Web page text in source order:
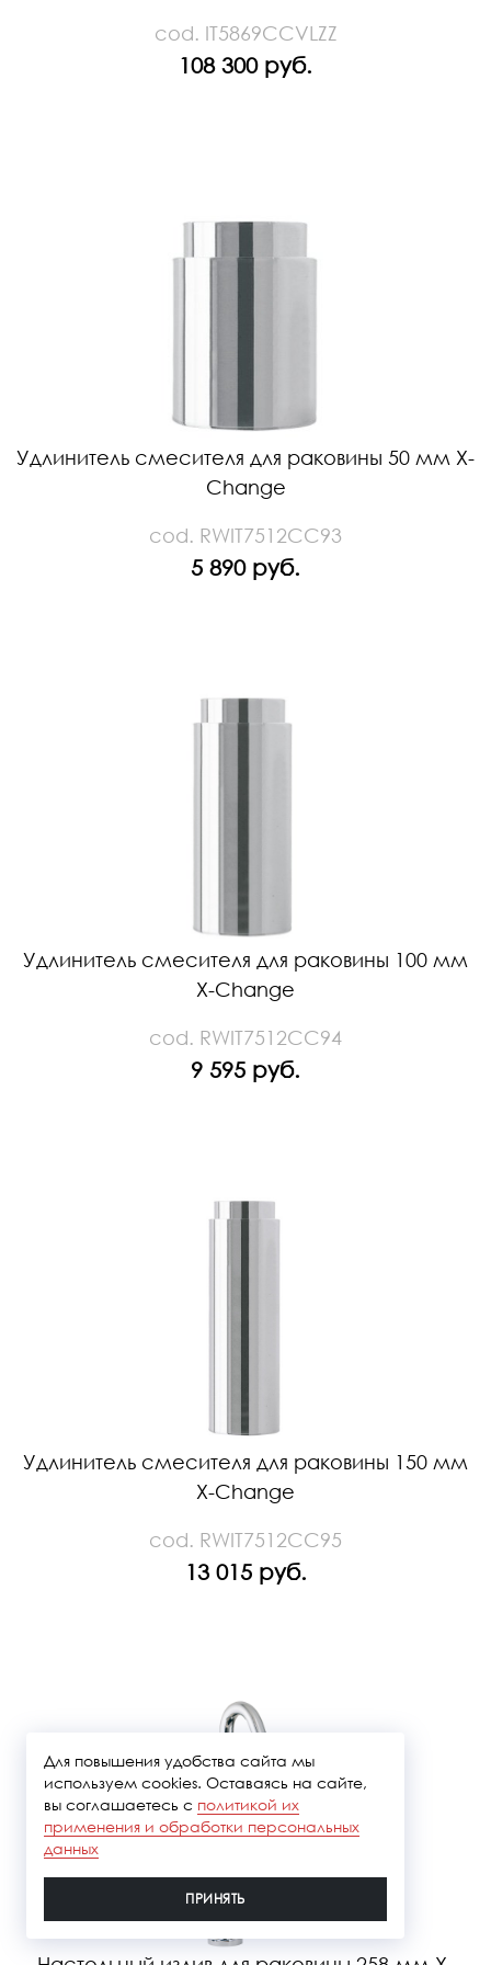
cod. IT5869CCVLZZ
108 300 руб.
Удлинитель смесителя для раковины 50 мм X-
Change
cod. RWIT7512CC93
5 890 руб.
Удлинитель смесителя для раковины 100 мм
X-Change
cod. RWIT7512CC94
9 595 руб.
Удлинитель смесителя для раковины 150 мм
X-Change
cod. RWIT7512CC95
13 015 руб.
Для повышения удобства сайта мы
используем cookies. Оставаясь на сайте,
вы соглашаетесь с политикой их
применения и обработки персональных
данных
ПРИНЯТЬ